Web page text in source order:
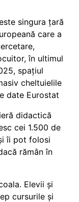
singura țară
care a
în ultimul
spațiul
cheltuielile
date Eurostat
didactică
cei 1.500 de
îi pot folosi
rămân în
Elevii și
cursurile și